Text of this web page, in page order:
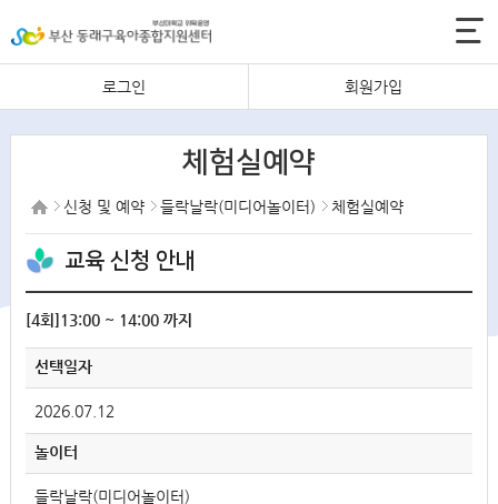
로그인 회원가입
체험실예약
신청 및 예약 들락날락(미디어놀이터) 체험실예약
교육 신청 안내
[4회]13:00 ~ 14:00 까지
선택일자
2026.07.12
놀이터
들락날락(미디어놀이터)